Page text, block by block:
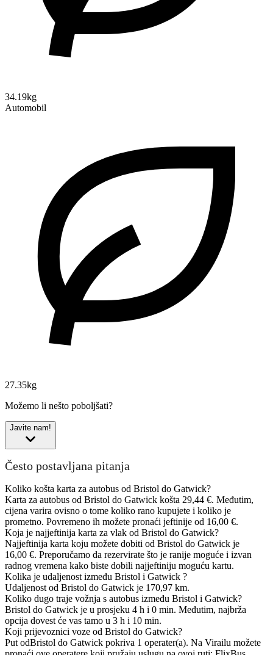
34.19kg
Automobil
27.35kg
Možemo li nešto poboljšati?
Javite nam!
Često postavljana pitanja
Koliko košta karta za autobus od Bristol do Gatwick?
Karta za autobus od Bristol do Gatwick košta 29,44 €. Međutim,
cijena varira ovisno o tome koliko rano kupujete i koliko je
prometno. Povremeno ih možete pronaći jeftinije od 16,00 €.
Koja je najjeftinija karta za vlak od Bristol do Gatwick?
Najjeftinija karta koju možete dobiti od Bristol do Gatwick je
16,00 €. Preporučamo da rezervirate što je ranije moguće i izvan
radnog vremena kako biste dobili najjeftiniju moguću kartu.
Kolika je udaljenost između Bristol i Gatwick ?
Udaljenost od Bristol do Gatwick je 170,97 km.
Koliko dugo traje vožnja s autobus između Bristol i Gatwick?
Bristol do Gatwick je u prosjeku 4 h i 0 min. Međutim, najbrža
opcija dovest će vas tamo u 3 h i 10 min.
Koji prijevoznici voze od Bristol do Gatwick?
Put odBristol do Gatwick pokriva 1 operater(a). Na Virailu možete